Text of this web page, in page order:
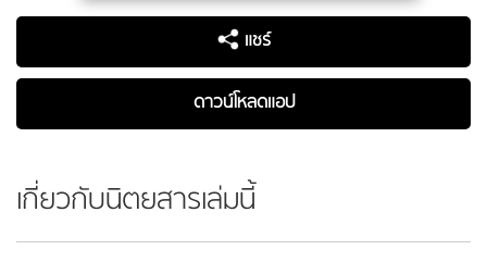
แชร์
ดาวน์โหลดแอป
เกี่ยวกับนิตยสารเล่มนี้